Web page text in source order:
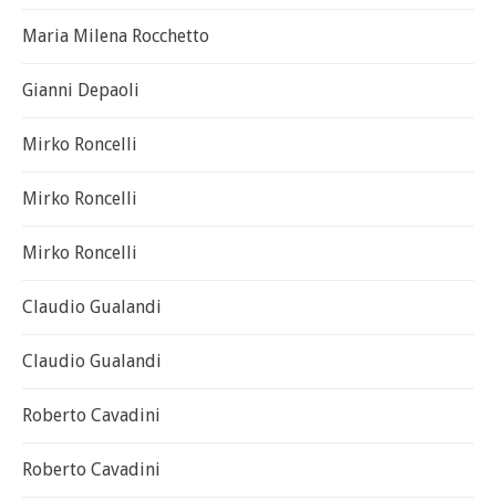
Maria Milena Rocchetto
Gianni Depaoli
Mirko Roncelli
Mirko Roncelli
Mirko Roncelli
Claudio Gualandi
Claudio Gualandi
Roberto Cavadini
Roberto Cavadini